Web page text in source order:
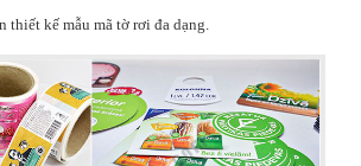
thiết kế mẫu mã tờ rơi đa dạng.